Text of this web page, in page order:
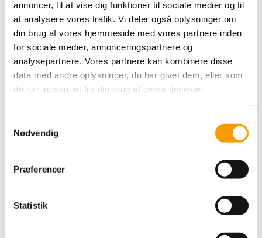
annoncer, til at vise dig funktioner til sociale medier og til
at analysere vores trafik. Vi deler også oplysninger om
din brug af vores hjemmeside med vores partnere inden
for sociale medier, annonceringspartnere og
analysepartnere. Vores partnere kan kombinere disse
data med andre oplysninger, du har givet dem, eller som
de har indsamlet fra din brug af deres tjenester.
Nødvendig
Præferencer
Statistik